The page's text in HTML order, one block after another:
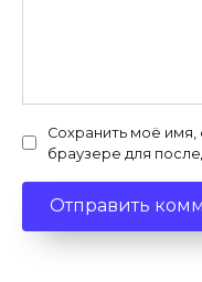
Сохранить моё имя,
браузере для